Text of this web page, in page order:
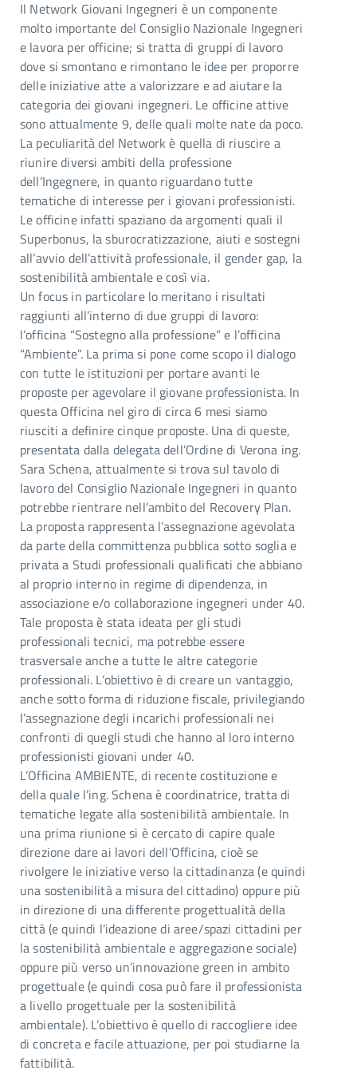
Il Network Giovani Ingegneri è un componente
molto importante del Consiglio Nazionale Ingegneri
e lavora per officine; si tratta di gruppi di lavoro
dove si smontano e rimontano le idee per proporre
delle iniziative atte a valorizzare e ad aiutare la
categoria dei giovani ingegneri. Le officine attive
sono attualmente 9, delle quali molte nate da poco.
La peculiarità del Network è quella di riuscire a
riunire diversi ambiti della professione
dell’Ingegnere, in quanto riguardano tutte
tematiche di interesse per i giovani professionisti.
Le officine infatti spaziano da argomenti quali il
Superbonus, la sburocratizzazione, aiuti e sostegni
all’avvio dell’attività professionale, il gender gap, la
sostenibilità ambientale e così via.
Un focus in particolare lo meritano i risultati
raggiunti all’interno di due gruppi di lavoro:
l’officina “Sostegno alla professione” e l’officina
“Ambiente”. La prima si pone come scopo il dialogo
con tutte le istituzioni per portare avanti le
proposte per agevolare il giovane professionista. In
questa Officina nel giro di circa 6 mesi siamo
riusciti a definire cinque proposte. Una di queste,
presentata dalla delegata dell’Ordine di Verona ing.
Sara Schena, attualmente si trova sul tavolo di
lavoro del Consiglio Nazionale Ingegneri in quanto
potrebbe rientrare nell’ambito del Recovery Plan.
La proposta rappresenta l’assegnazione agevolata
da parte della committenza pubblica sotto soglia e
privata a Studi professionali qualificati che abbiano
al proprio interno in regime di dipendenza, in
associazione e/o collaborazione ingegneri under 40.
Tale proposta è stata ideata per gli studi
professionali tecnici, ma potrebbe essere
trasversale anche a tutte le altre categorie
professionali. L’obiettivo è di creare un vantaggio,
anche sotto forma di riduzione fiscale, privilegiando
l’assegnazione degli incarichi professionali nei
confronti di quegli studi che hanno al loro interno
professionisti giovani under 40.
L’Officina AMBIENTE, di recente costituzione e
della quale l’ing. Schena è coordinatrice, tratta di
tematiche legate alla sostenibilità ambientale. In
una prima riunione si è cercato di capire quale
direzione dare ai lavori dell’Officina, cioè se
rivolgere le iniziative verso la cittadinanza (e quindi
una sostenibilità a misura del cittadino) oppure più
in direzione di una differente progettualità della
città (e quindi l’ideazione di aree/spazi cittadini per
la sostenibilità ambientale e aggregazione sociale)
oppure più verso un’innovazione green in ambito
progettuale (e quindi cosa può fare il professionista
a livello progettuale per la sostenibilità
ambientale). L’obiettivo è quello di raccogliere idee
di concreta e facile attuazione, per poi studiarne la
fattibilità.